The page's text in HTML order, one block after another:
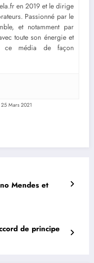
en 2019 et le dirige
Passionné par le
et notamment par
toute son énergie et
ce média de façon
25 Mars 2021
Mendes et
de principe